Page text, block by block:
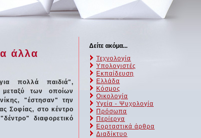
άλλα
πολλά παιδιά",
μεταξύ των οποίων
"έστησαν" την
Σοφίας, στο κέντρο
διαφορετικό
Δείτε ακόμα...
Τεχνολογία
Υπολογιστές
Εκπαίδευση
Ελλάδα
Κόσμος
Οικολογία
Υγεία - Ψυχολογία
Πρόσωπα
Περίεργα
Εορταστικά άρθρα
Διαδίκτυο